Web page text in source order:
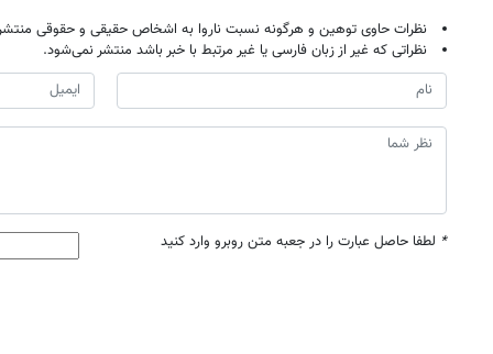
نظرات حاوی توهین و هرگونه نسبت ناروا به اشخاص حقیقی و حقوقی
نظراتی که غیر از زبان فارسی یا غیر مرتبط با خبر باشد منتشر نمی‌شود.
* لطفا حاصل عبارت را در جعبه متن روبرو وارد کنید